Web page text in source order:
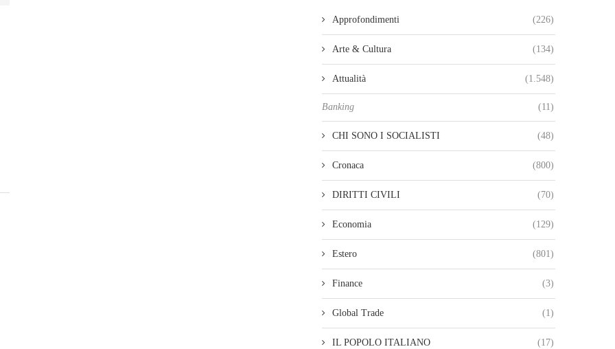
Approfondimenti (226)
Arte & Cultura (134)
Attualità (1.548)
Banking (11)
CHI SONO I SOCIALISTI (48)
Cronaca (800)
DIRITTI CIVILI (70)
Economia (129)
Estero (801)
Finance (3)
Global Trade (1)
IL POPOLO ITALIANO (17)